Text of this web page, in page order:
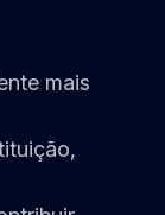
mais